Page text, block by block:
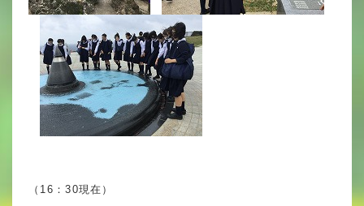
（16：30現在）
校外学習・宿泊行事
新入生募集要項
入学金・学費